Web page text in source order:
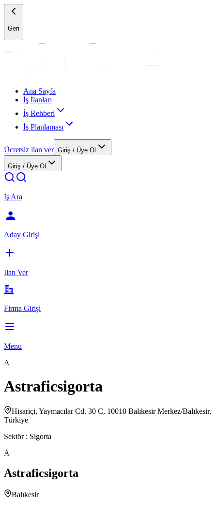
Geri
Ana Sayfa
İş İlanları
İş Rehberi
İş Planlaması
Ücretsiz ilan ver Giriş / Üye Ol
Giriş / Üye Ol
İş Ara
Aday Girişi
İlan Ver
Firma Girişi
Menu
A
Astraficsigorta
Hisariçi, Yaymacılar Cd. 30 C, 10010 Balıkesir Merkez/Balıkesir,
Türkiye
Sektör : Sigorta
A
Astraficsigorta
Balıkesir